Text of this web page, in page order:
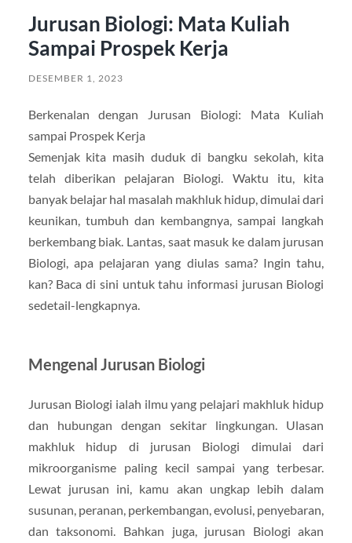
Jurusan Biologi: Mata Kuliah
Sampai Prospek Kerja
DESEMBER 1, 2023
Berkenalan dengan Jurusan Biologi: Mata Kuliah
sampai Prospek Kerja
Semenjak kita masih duduk di bangku sekolah, kita
telah diberikan pelajaran Biologi. Waktu itu, kita
banyak belajar hal masalah makhluk hidup, dimulai dari
keunikan, tumbuh dan kembangnya, sampai langkah
berkembang biak. Lantas, saat masuk ke dalam jurusan
Biologi, apa pelajaran yang diulas sama? Ingin tahu,
kan? Baca di sini untuk tahu informasi jurusan Biologi
sedetail-lengkapnya.
Mengenal Jurusan Biologi
Jurusan Biologi ialah ilmu yang pelajari makhluk hidup
dan hubungan dengan sekitar lingkungan. Ulasan
makhluk hidup di jurusan Biologi dimulai dari
mikroorganisme paling kecil sampai yang terbesar.
Lewat jurusan ini, kamu akan ungkap lebih dalam
susunan, peranan, perkembangan, evolusi, penyebaran,
dan taksonomi. Bahkan juga, jurusan Biologi akan